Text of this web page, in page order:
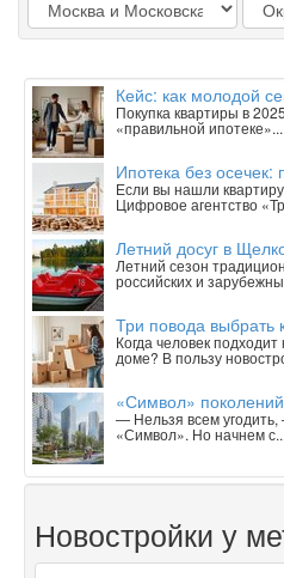
Кейс: как молодой
Покупка квартиры в
«правильной ипотеке»...
Ипотека без
Если вы нашли
Цифровое агентство
Летний досуг в
Летний сезон
российских и
Три повода выбрать
Когда человек
доме? В пользу
«Символ»
— Нельзя всем
«Символ». Но начнем с...
Новостройки у